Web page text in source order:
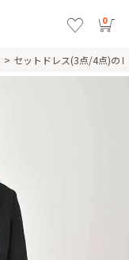
0
セットドレス(3点/4点)の